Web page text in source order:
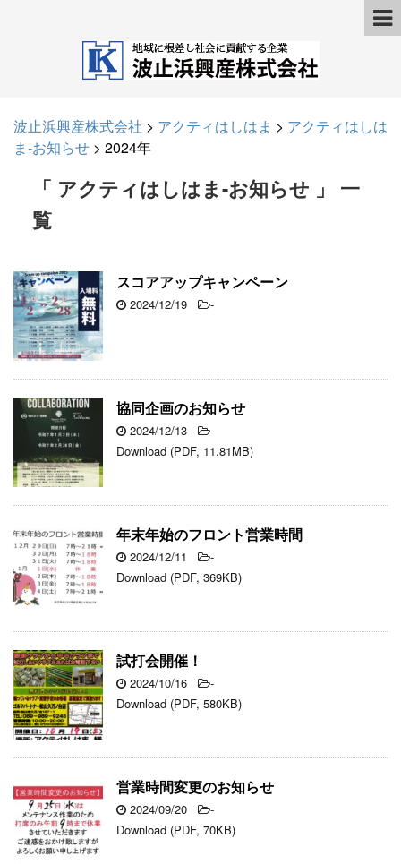
波止浜興産株式会社 > アクティはしはま > アクティはしは
ま-お知らせ > 2024年
「 アクティはしはま-お知らせ 」 一
覧
スコアアップキャンペーン
2024/12/19 -
協同企画のお知らせ
2024/12/13
-
Download (PDF, 11.81MB)
年末年始のフロント営業時間
2024/12/11
-
Download (PDF, 369KB)
試打会開催！
2024/10/16
-
Download (PDF, 580KB)
営業時間変更のお知らせ
2024/09/20
-
Download (PDF, 70KB)